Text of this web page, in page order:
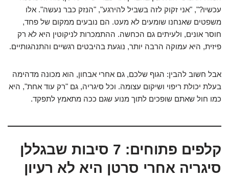
עכשיו?", "אני זקוק לזה בשביל להירגע", "הנזק כבר נעשה". אלו
משפטים שאנחנו שומעים לא מעט. הם נובעים ממקום של פחד,
חוסר אונים, ולעיתים גם הכחשה. ההתמכרות לניקוטין היא לא רק
פיזית, היא עמוקה הרבה יותר, נוגעת בהיבטים רגשיים והתנהגותיים.
אבל חשוב להבין: הגוף שלכם, גם אחרי אבחון, הוא מכונה מדהימה
בעלת יכולת ריפוי ושיקום עצומה. וכל סיגריה, גם "רק עוד אחת", היא
כמו חול שאתם שופכים לתוך מנוע שגם ככה מתאמץ לתפקד.
קלפים פתוחים: 7 סיבות שבגללן
סיגריה אחרי סרטן היא לא רעיון